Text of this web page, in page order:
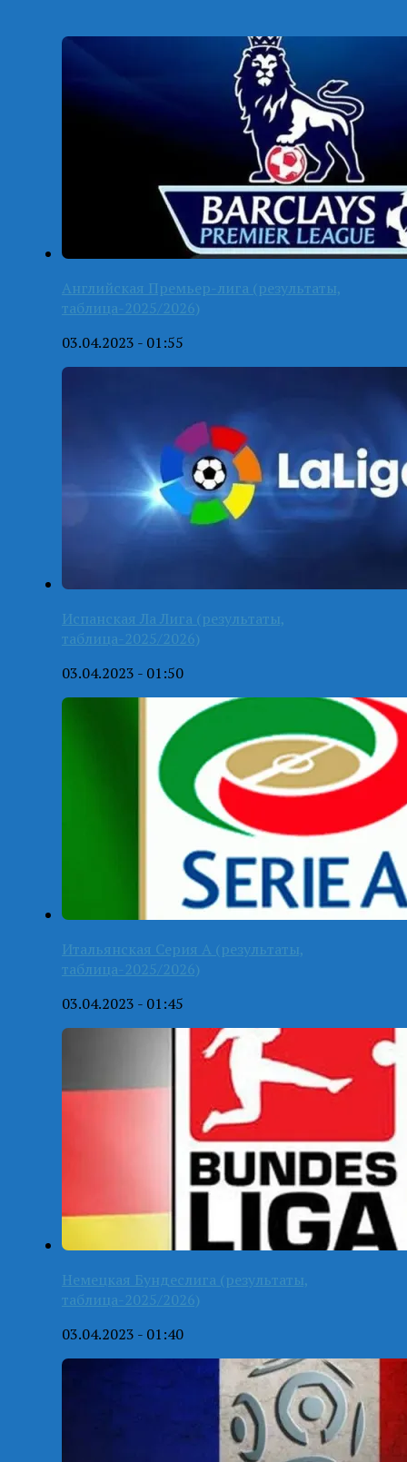
Английская Премьер-лига (результаты,
таблица-2025/2026)
03.04.2023 - 01:55
Испанская Ла Лига (результаты,
таблица-2025/2026)
03.04.2023 - 01:50
Итальянская Серия А (результаты,
таблица-2025/2026)
03.04.2023 - 01:45
Немецкая Бундеслига (результаты,
таблица-2025/2026)
03.04.2023 - 01:40